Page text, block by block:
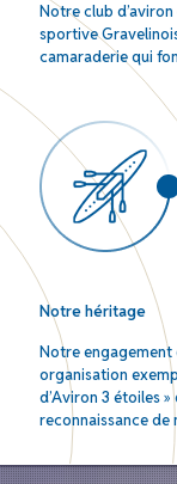
Notre club
sportive
camaraderie qui
Notre héritage
Notre
organisation
d’Aviron 3 étoiles »
reconnaissance de